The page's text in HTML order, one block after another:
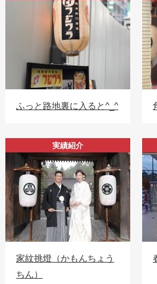
ふっと路地裏に入ると^_^
実績紹介
家紋挑燈（かもんちょう
ちん）